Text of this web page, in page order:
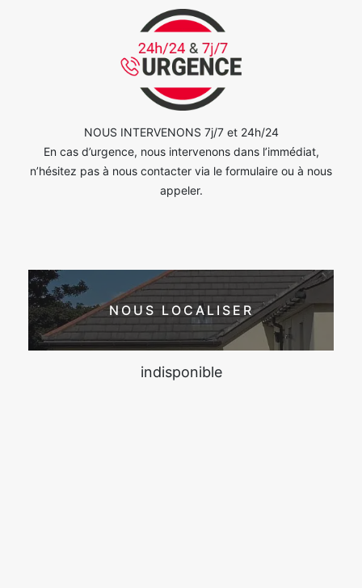
NOUS INTERVENONS 7j/7 et 24h/24
En cas d’urgence, nous intervenons dans l’immédiat,
n’hésitez pas à nous contacter via le formulaire ou à nous
appeler.
NOUS LOCALISER
indisponible